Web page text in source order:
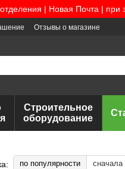
| Новая Почта | при
Отзывы о магазине
Строительное
оборудование
по популярности